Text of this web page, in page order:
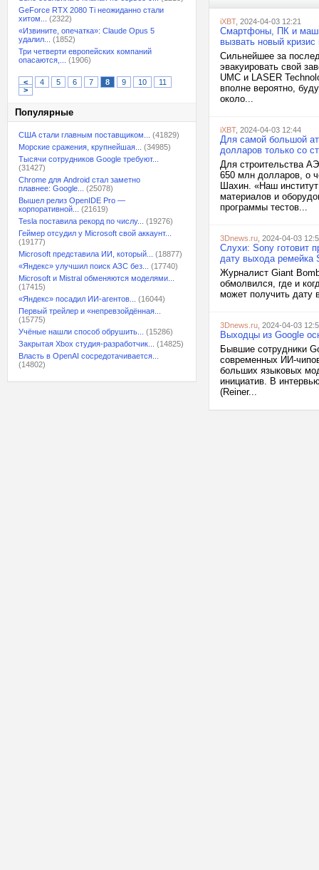
GeForce RTX 2080 Ti неожиданно стали
хитом...
(2322)
«Извините, опечатка»: Claude Opus 5
удалил...
(1852)
Три четверти европейских компаний
опасаются,...
(1906)
< 4 5 6 7 8 9 10
11
>
Популярные
США стали главным поставщиком...
(41829)
Морские сражения, крупнейшая...
(34985)
Тысячи сотрудников Google требуют...
(31427)
Chrome для Android стал заметно
плавнее: Google...
(25078)
Вышел релиз OpenIDE Pro —
корпоративной...
(21619)
Tesla поставила рекорд по числу...
(19276)
Геймер отсудил у Microsoft свой аккаунт...
(19177)
Microsoft представила ИИ, который...
(18877)
«Яндекс» улучшил поиск АЗС без...
(17740)
Microsoft и Mistral обменяются моделями...
(17415)
«Яндекс» посадил ИИ-агентов...
(16044)
Первый трейлер и «непревзойдённая...
(15775)
Учёные нашли способ обрушить...
(15286)
Закрытая Xbox студия-разработчик...
(14825)
Власть в OpenAI сосредотачивается...
(14802)
iXBT, 2024-04-03 12:21
Смартфоны, ПК и
вызвать новый
Сильнейшее за
эвакуировать свой
UMC и LASER
вполне вероятно,
около...
iXBT, 2024-04-03 12:44
Для самой большой
долларов только со
Для строительства
650 млн долларов, о
Шахин. «Наш
материалов и
программы тестов...
3Dnews.ru , 2024-04-03
Слухи: Sony готовит
дату выхода ремейка
Журналист Giant
обмолвился, где и
может получить дату
3Dnews.ru , 2024-04-03
Выходцы из Google
Бывшие сотрудники
современных ИИ-
больших языковых
инициатив. В
(Reiner...